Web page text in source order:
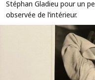
Stéphan Gladieu pour un
observée de l’intérieur.